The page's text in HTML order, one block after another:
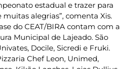
estadual e trazer para
alegrias”, comenta Xis.
do CEAT/BIRA contam com a
Municipal de Lajeado. São
Docile, Sicredi e Fruki.
Chef Leon, Unimed,